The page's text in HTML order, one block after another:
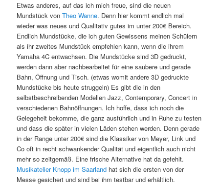
Etwas anderes, auf das ich mich freue, sind die neuen
Mundstück vonTheo Wanne. Denn hier kommt endlich mal
wieder was neues und Qualitativ gutes im unter 200€ Bereich.
Endlich Mundstücke, die ich guten Gewissens meinen Schülern
als ihr zweites Mundstück empfehlen kann, wenn die ihrem
Yamaha 4C entwachsen. Die Mundstücke sind 3D gedruckt,
werden dann aber nachbearbeitet für eine saubere und gerade
Bahn, Öffnung und Tisch. (etwas womit andere 3D gedruckte
Mundstücke bis heute struggeln) Es gibt die in den
selbstbeschreibenden Modellen Jazz, Contemporary, Concert in
verschiedenen Bahnöffnungen. Ich hoffe, dass ich noch die
Gelegeheit bekomme, die ganz ausführlich und in Ruhe zu testen
und dass die später in vielen Läden stehen werden. Denn gerade
in der Range unter 200€ sind die Klassiker von Meyer, Link und
Co oft in recht schwankender Qualität und eigentlich auch nicht
mehr so zeitgemäß. Eine frische Alternative hat da gefehlt.
Musikatelier Knopp im Saarland hat sich die ersten von der
Messe gesichert und sind bei ihm testbar und erhältlich.